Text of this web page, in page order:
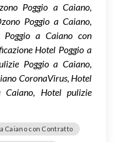
Poggio a Caiano,
Poggio a Caiano,
a Caiano con
Hotel Poggio a
Poggio a Caiano,
CoronaVirus, Hotel
Caiano, Hotel pulizie
Caiano con Contratto